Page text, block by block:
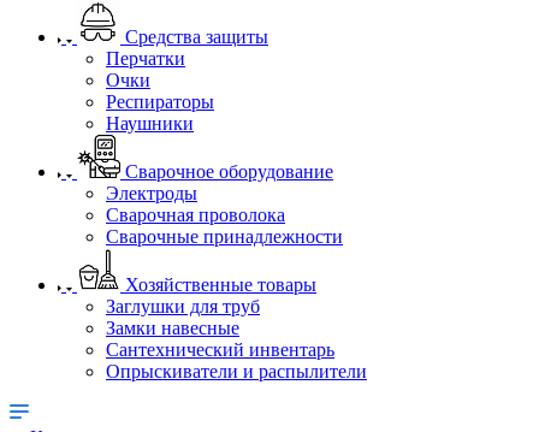
Средства защиты
Перчатки
Очки
Респираторы
Наушники
Сварочное оборудование
Электроды
Сварочная проволока
Сварочные принадлежности
Хозяйственные товары
Заглушки для труб
Замки навесные
Сантехнический инвентарь
Опрыскиватели и распылители